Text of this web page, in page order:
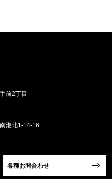
前2丁目
港北1-14-16
各種お問合わせ